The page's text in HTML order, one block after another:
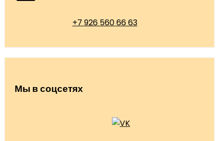
+7 926 560 66 63
Мы в соцсетях